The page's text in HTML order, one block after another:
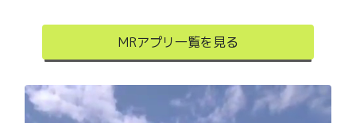
MRアプリ一覧を見る